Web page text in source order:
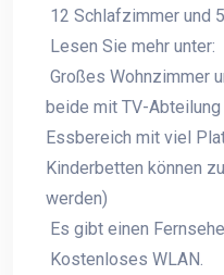
12 Schlafzimmer und
Lesen Sie mehr unter:
Großes Wohnzimmer
beide mit TV-
Essbereich mit viel
Kinderbetten können
werden)
Es gibt einen
Kostenloses WLAN.